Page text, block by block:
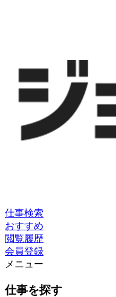
仕事検索
おすすめ
閲覧履歴
会員登録
メニュー
仕事を探す